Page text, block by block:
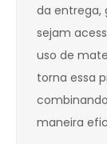
da entrega,
sejam
uso de
torna essa
maneira